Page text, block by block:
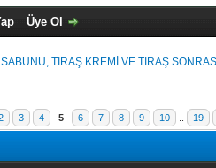
Üye Ol
TIRAŞ KREMİ VE TIRAŞ
3 4 5 6 7 8 9 10 19